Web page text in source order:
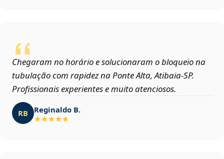
Chegaram no horário e solucionaram o bloqueio na
tubulação com rapidez na Ponte Alta, Atibaia‑SP.
Profissionais experientes e muito atenciosos.
RB Reginaldo B.